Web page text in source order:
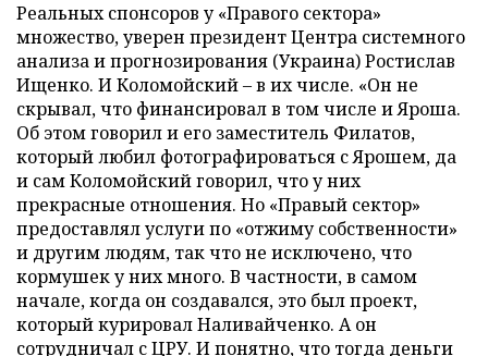
Реальных спонсоров у «Правого сектора»
множество, уверен президент Центра системного
анализа и прогнозирования (Украина) Ростислав
Ищенко. И Коломойский – в их числе. «Он не
скрывал, что финансировал в том числе и Яроша.
Об этом говорил и его заместитель Филатов,
который любил фотографироваться с Ярошем, да
и сам Коломойский говорил, что у них
прекрасные отношения. Но «Правый сектор»
предоставлял услуги по «отжиму собственности»
и другим людям, так что не исключено, что
кормушек у них много. В частности, в самом
начале, когда он создавался, это был проект,
который курировал Наливайченко. А он
сотрудничал с ЦРУ. И понятно, что тогда деньги